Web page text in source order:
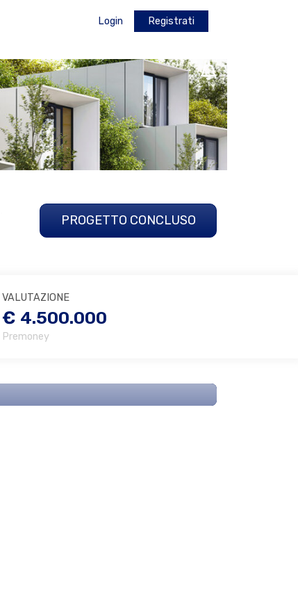
Login Registrati
PROGETTO CONCLUSO
VALUTAZIONE
€ 4.500.000
Premoney